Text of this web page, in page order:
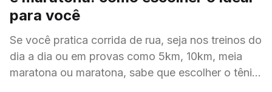
para você
Se você pratica corrida de rua, seja nos treinos do
dia a dia ou em provas como 5km, 10km, meia
maratona ou maratona, sabe que escolher o tênis